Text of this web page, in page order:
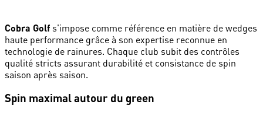
Cobra Golf s'impose comme référence en matière de wedges
haute performance grâce à son expertise reconnue en
technologie de rainures. Chaque club subit des contrôles
qualité stricts assurant durabilité et consistance de spin
saison après saison.
Spin maximal autour du green